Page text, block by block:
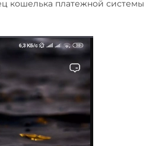
кошелька платежной системы